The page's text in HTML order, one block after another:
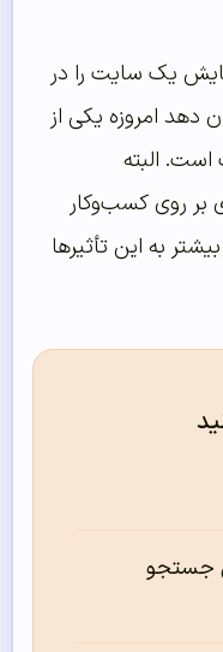
یک سایت را در
امروزه یکی از
البته
بر روی کسب‌وکار
به این تأثیرها
جستجو